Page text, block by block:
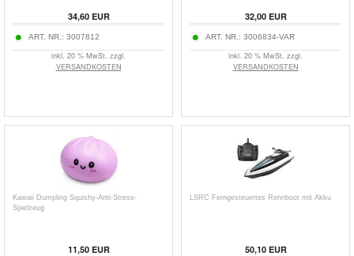
34,60EUR
ART. NR.: 3007812
inkl. 20 % MwSt. zzgl.
VERSANDKOSTEN
32,00EUR
ART. NR.: 3006834-VAR
inkl. 20 % MwSt. zzgl.
VERSANDKOSTEN
Kawaii Dumpling Squishy-Anti-Stress-
Spielzeug
11,50EUR
LSRC Ferngesteuertes Rennboot mit Akku
50,10EUR